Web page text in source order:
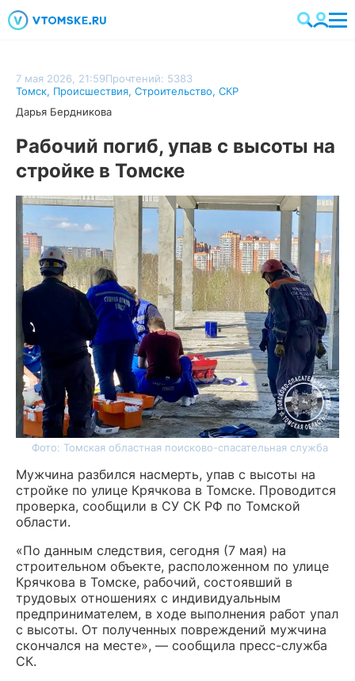
7 мая 2026, 21:59Прочтений: 5383
Томск, Происшествия, Строительство, СКР
Дарья Бердникова
Рабочий погиб, упав с высоты на
стройке в Томске
Фото: Томская областная поисково-спасательная служба
Мужчина разбился насмерть, упав с высоты на
стройке по улице Крячкова в Томске. Проводится
проверка, сообщили в СУ СК РФ по Томской
области.
«По данным следствия, сегодня (7 мая) на
строительном объекте, расположенном по улице
Крячкова в Томске, рабочий, состоявший в
трудовых отношениях с индивидуальным
предпринимателем, в ходе выполнения работ упал
с высоты. От полученных повреждений мужчина
скончался на месте», — сообщила пресс-служба
СК.